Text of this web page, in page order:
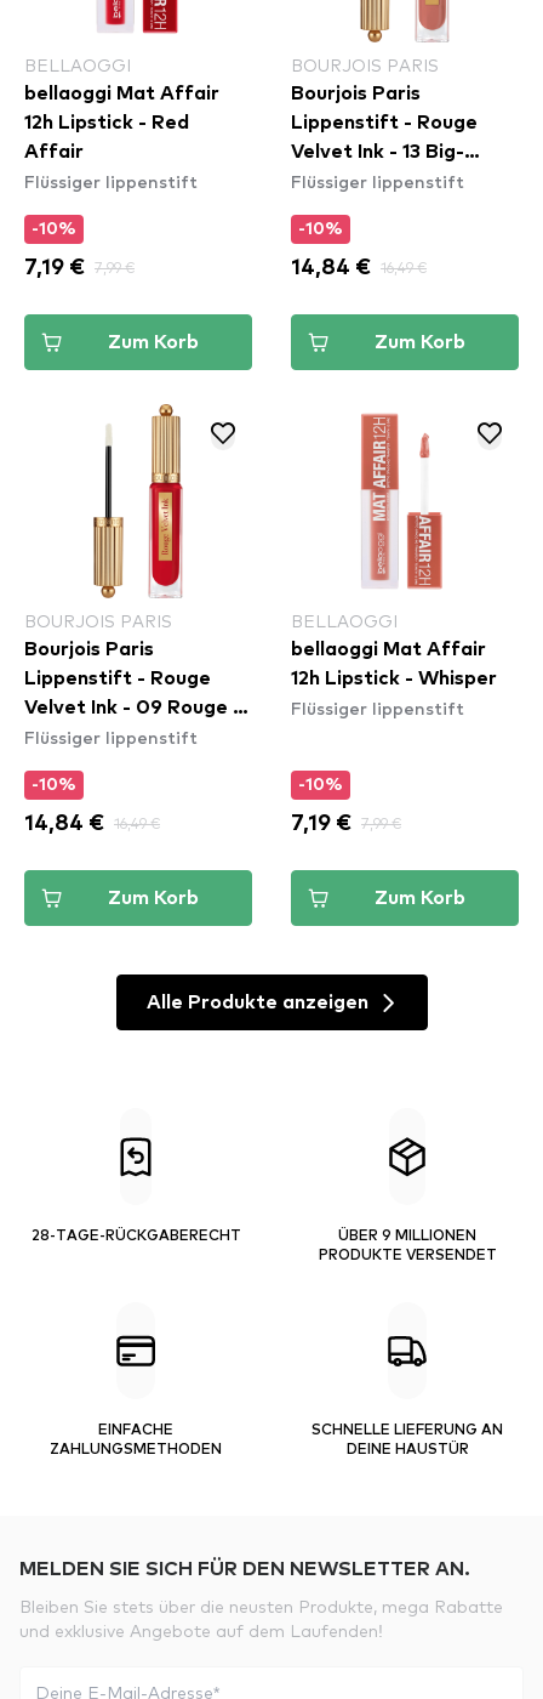
BELLAOGGI
bellaoggi Mat Affair
12h Lipstick - Red
Affair
Flüssiger lippenstift
-10%
7,19 € 7,99 €
Zum Korb
BOURJOIS PARIS
Bourjois Paris
Lippenstift - Rouge
Velvet Ink - 13 Big-
Seller
Flüssiger lippenstift
-10%
14,84 € 16,49 €
Zum Korb
BOURJOIS PARIS
Bourjois Paris
Lippenstift - Rouge
Velvet Ink - 09 Rouge A
Reves
Flüssiger lippenstift
-10%
14,84 € 16,49 €
Zum Korb
BELLAOGGI
bellaoggi Mat Affair
12h Lipstick - Whisper
Flüssiger lippenstift
-10%
7,19 € 7,99 €
Zum Korb
Alle Produkte anzeigen
28-TAGE-RÜCKGABERECHT
ÜBER 9 MILLIONEN
PRODUKTE VERSENDET
EINFACHE
ZAHLUNGSMETHODEN
SCHNELLE LIEFERUNG AN
DEINE HAUSTÜR
MELDEN SIE SICH FÜR DEN NEWSLETTER AN.
Bleiben Sie stets über die neusten Produkte, mega Rabatte
und exklusive Angebote auf dem Laufenden!